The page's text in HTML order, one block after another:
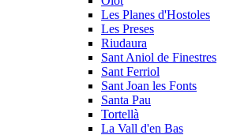
Les Planes d'Hostoles
Les Preses
Riudaura
Sant Aniol de Finestres
Sant Ferriol
Sant Joan les Fonts
Santa Pau
Tortellà
La Vall d'en Bas